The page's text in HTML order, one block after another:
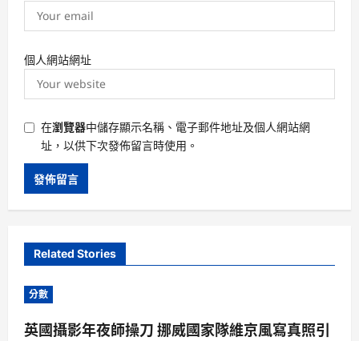
個人網站網址
在瀏覽器中儲存顯示名稱、電子郵件地址及個人網站網
址，以供下次發佈留言時使用。
Related Stories
分數
英國攝影年夜師操刀 挪威國家隊維京風寫真照引